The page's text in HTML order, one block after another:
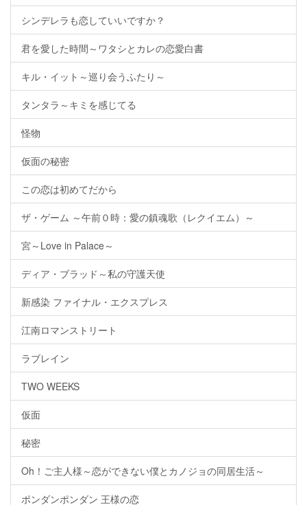
シンデレラも恋していいですか？
君を愛した時間～ワタシとカレの恋愛白書
キル・イット～巡り会うふたり～
タンタラ～キミを感じてる
怪物
仮面の秘密
この恋は初めてだから
ザ・ゲーム ～午前０時：愛の鎮魂歌（レクイエム）～
宮～Love in Palace～
ディア・ブラッド～私の守護天使
新感染 ファイナル・エクスプレス
江南ロマンストリート
ラブレイン
TWO WEEKS
仮面
秘密
Oh！ご主人様～恋ができない僕とカノジョの同居生活～
ポンダンポンダン 王様の恋